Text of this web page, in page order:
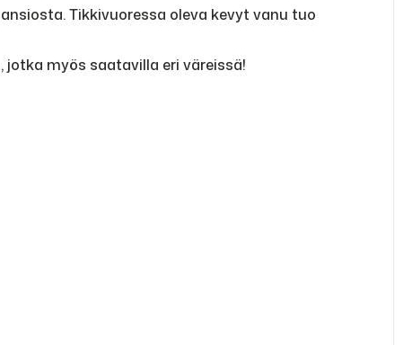
Tikkivuoressa oleva kevyt vanu tuo
myös saatavilla eri väreissä!